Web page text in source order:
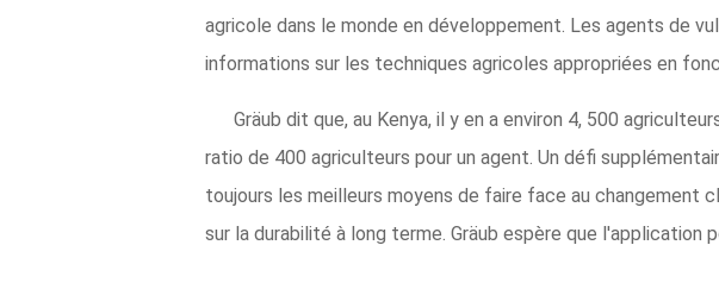
agricole dans le monde en développement. Les agents de
informations sur les techniques agricoles appropriées en
Gräub dit que, au Kenya, il y en a environ 4, 500
ratio de 400 agriculteurs pour un agent. Un défi
toujours les meilleurs moyens de faire face au
sur la durabilité à long terme. Gräub espère que l'application